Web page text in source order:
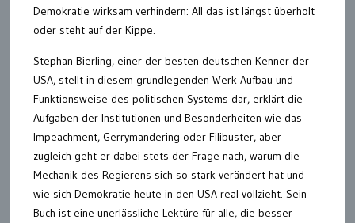
Demokratie wirksam verhindern: All das ist längst überholt
oder steht auf der Kippe.
Stephan Bierling, einer der besten deutschen Kenner der
USA, stellt in diesem grundlegenden Werk Aufbau und
Funktionsweise des politischen Systems dar, erklärt die
Aufgaben der Institutionen und Besonderheiten wie das
Impeachment, Gerrymandering oder Filibuster, aber
zugleich geht er dabei stets der Frage nach, warum die
Mechanik des Regierens sich so stark verändert hat und
wie sich Demokratie heute in den USA real vollzieht. Sein
Buch ist eine unerlässliche Lektüre für alle, die besser